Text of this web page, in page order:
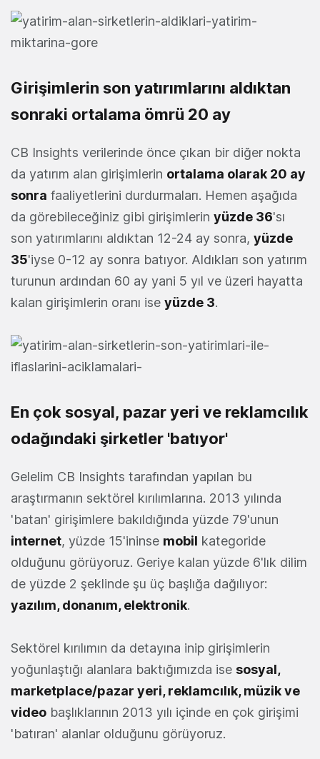
Girişimlerin son yatırımlarını aldıktan
sonraki ortalama ömrü 20 ay
CB Insights verilerinde önce çıkan bir diğer nokta
da yatırım alan girişimlerin ortalama olarak 20 ay
sonra faaliyetlerini durdurmaları. Hemen aşağıda
da görebileceğiniz gibi girişimlerin yüzde 36'sı
son yatırımlarını aldıktan 12-24 ay sonra, yüzde
35'iyse 0-12 ay sonra batıyor. Aldıkları son yatırım
turunun ardından 60 ay yani 5 yıl ve üzeri hayatta
kalan girişimlerin oranı ise yüzde 3.
En çok sosyal, pazar yeri ve reklamcılık
odağındaki şirketler 'batıyor'
Gelelim CB Insights tarafından yapılan bu
araştırmanın sektörel kırılımlarına. 2013 yılında
'batan' girişimlere bakıldığında yüzde 79'unun
internet, yüzde 15'ininse mobil kategoride
olduğunu görüyoruz. Geriye kalan yüzde 6'lık dilim
de yüzde 2 şeklinde şu üç başlığa dağılıyor:
yazılım, donanım, elektronik.
Sektörel kırılımın da detayına inip girişimlerin
yoğunlaştığı alanlara baktığımızda ise sosyal,
marketplace/pazar yeri, reklamcılık, müzik ve
video başlıklarının 2013 yılı içinde en çok girişimi
'batıran' alanlar olduğunu görüyoruz.